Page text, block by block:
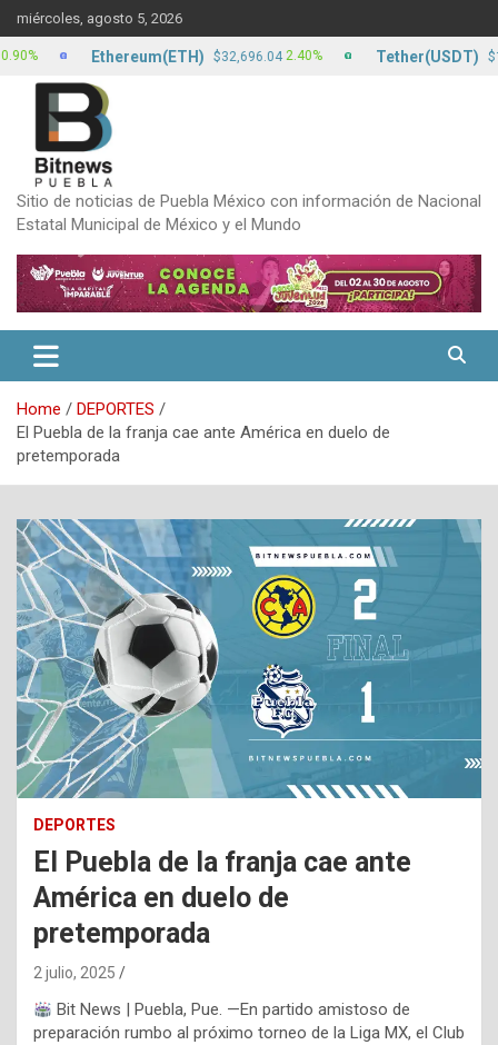
to
content
miércoles, agosto 5, 2026
Sitio de noticias de Puebla México con información de Nacional
Estatal Municipal de México y el Mundo
Home
DEPORTES
El Puebla de la franja cae ante América en duelo de
pretemporada
DEPORTES
El Puebla de la franja cae ante
América en duelo de
pretemporada
2 julio, 2025
Bit News | Puebla, Pue. —En partido amistoso de
preparación rumbo al próximo torneo de la Liga MX, el Club
Ethereum(ETH) $32,696.04 2.40% Tether(USDT) $17.22